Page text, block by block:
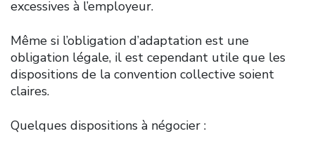
excessives à l’employeur.
Même si l’obligation d’adaptation est une
obligation légale, il est cependant utile que les
dispositions de la convention collective soient
claires.
Quelques dispositions à négocier :